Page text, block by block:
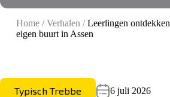
Home/Verhalen /Leerlingen
eigen buurt in Assen
Typisch Trebbe 6 juli 2026